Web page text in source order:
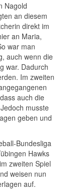
Nagold
an diesem
direkt im
an Maria,
war man
auch wenn die
war. Dadurch
Im zweiten
auch die
musste
geben und
Bundesliga
Hawks
zweiten Spiel
weisen nun
auf.